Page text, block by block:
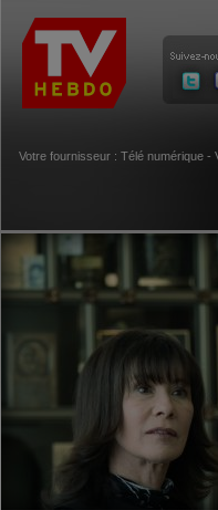
Votre fournisseur : Télé numérique -